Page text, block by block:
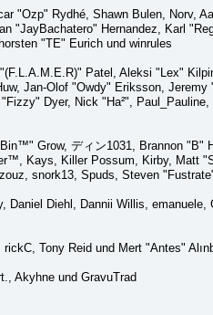
"Ozp" Rydhé, Shawn Bulen, Norv,
"JayBachatero" Hernandez, Karl
"TE" Eurich und winrules
Patel, Aleksi "Lex"
Jan-Olof "Owdy" Eriksson,
Dyer, Nick "Ha²",
Grow, ディン1031, Brannon "B"
Kays, Killer Possum, Kirby, Matt
snork13, Spuds, Steven
Diehl, Dannii Willis,
Tony Reid und Mert "Antes"
Akyhne und GravuTrad